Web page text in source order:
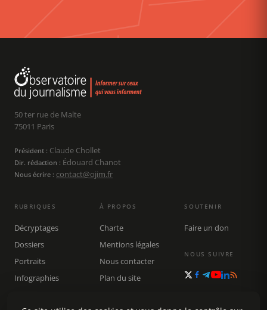
50 ter rue de Malte
75011 Paris
Président : Claude Chollet
Dir. rédaction : Édouard Chanot
Nous écrire : contact@ojim.fr
RUBRIQUES
Décryptages
Dossiers
Portraits
Infographies
À PROPOS
Charte
Mentions légales
Nous contacter
Plan du site
SOUTENIR
Faire un don
NOUS SUIVRE